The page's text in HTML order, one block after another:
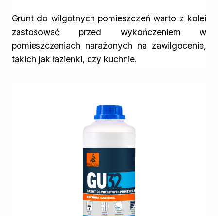
Grunt do wilgotnych pomieszczeń warto z kolei
zastosować przed wykończeniem w
pomieszczeniach narażonych na zawilgocenie,
takich jak łazienki, czy kuchnie.